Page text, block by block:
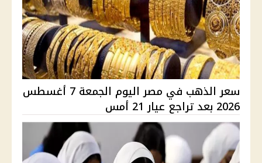
سعر الذهب في مصر اليوم الجمعة 7 أغسطس
2026 بعد تراجع عيار 21 أمس